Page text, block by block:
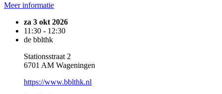
Meer informatie
za 3 okt 2026
11:30 - 12:30
de bblthk
Stationsstraat 2
6701 AM Wageningen
https://www.bblthk.nl